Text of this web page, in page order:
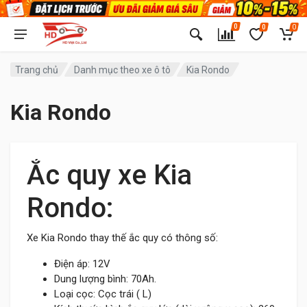
0 0 0
Trang chủ Danh mục theo xe ô tô Kia Rondo
Kia Rondo
Ắc quy xe Kia
Rondo:
Xe Kia Rondo thay thế ắc quy có thông số:
Điện áp: 12V
Dung lượng bình: 70Ah.
Loại cọc: Cọc trái ( L)